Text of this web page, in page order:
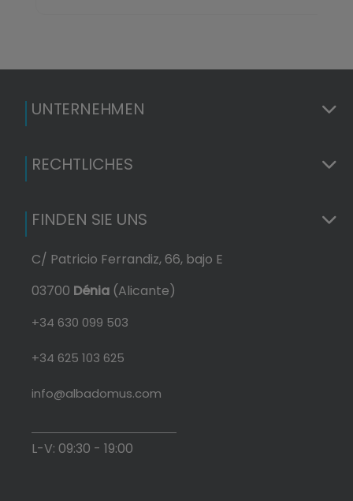
UNTERNEHMEN
RECHTLICHES
FINDEN SIE UNS
C/ Patricio Ferrandiz, 66, bajo E
03700 Dénia (Alicante)
+34 630 099 503
+34 625 103 625
info@albadomus.com
L-V: 09:30 - 19:00